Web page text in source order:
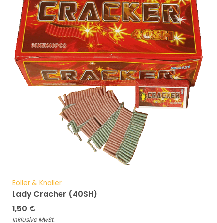
Böller & Knaller
Lady Cracher (40SH)
1,50 €
Inklusive MwSt.